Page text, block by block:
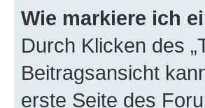
Wie markiere ich
Durch Klicken des
Beitragsansicht
erste Seite des